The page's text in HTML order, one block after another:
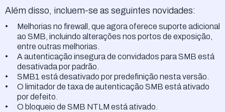
Além disso, incluem-se as seguintes novidades:
Melhorias no firewall, que agora oferece suporte adicional
ao SMB, incluindo alterações nos portos de exposição,
entre outras melhorias.
A autenticação insegura de convidados para SMB está
desativada por padrão.
SMB1 está desativado por predefinição nesta versão.
O limitador de taxa de autenticação SMB está ativado
por defeito.
O bloqueio de SMB NTLM está ativado.